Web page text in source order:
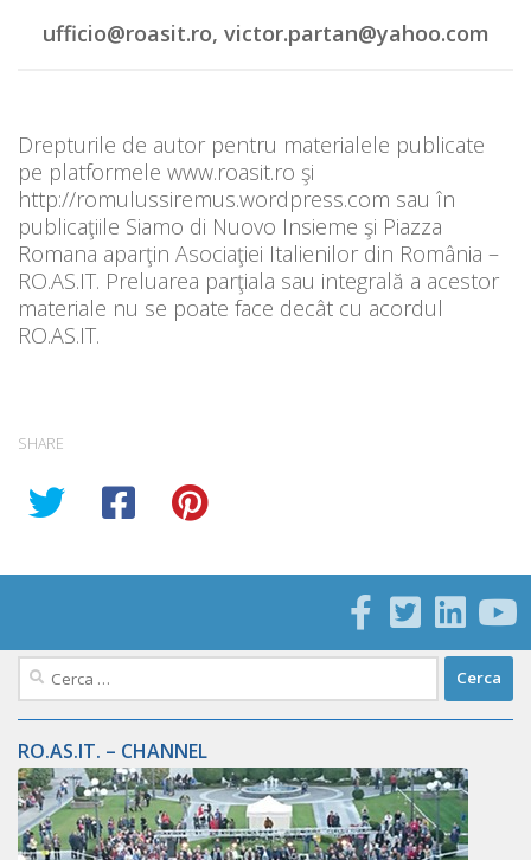
ufficio@roasit.ro, victor.partan@yahoo.com
Drepturile de autor pentru materialele publicate
pe platformele www.roasit.ro şi
http://romulussiremus.wordpress.com sau în
publicaţiile Siamo di Nuovo Insieme şi Piazza
Romana aparţin Asociaţiei Italienilor din România –
RO.AS.IT. Preluarea parţiala sau integrală a acestor
materiale nu se poate face decât cu acordul
RO.AS.IT.
SHARE
Ricerca
RO.AS.IT. – CHANNEL